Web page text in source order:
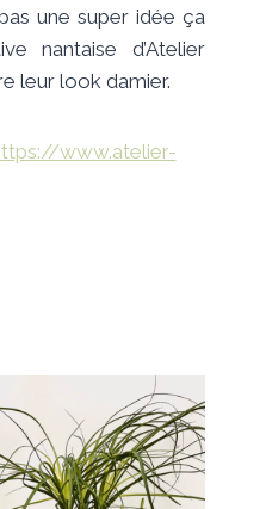
une super idée ça
nantaise d’Atelier
leur look damier.
www.atelier-